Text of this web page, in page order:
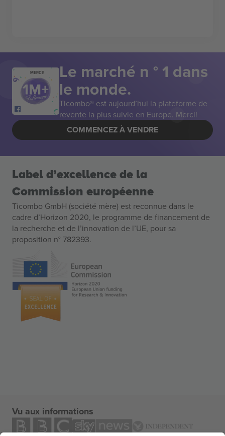
MERCI! Le marché n ° 1 dans
le monde.
Ticombo® est aujourd’hui la plateforme de
revente la plus suivie en Europe. Merci!
COMMENCEZ À VENDRE
Label d’excellence de la
Commission européenne
Ticombo GmbH (société mère) est reconnue dans le
cadre d’Horizon 2020, le programme de financement de
la recherche et de l’innovation de l’UE, pour sa
proposition n° 782393.
Vu aux informations